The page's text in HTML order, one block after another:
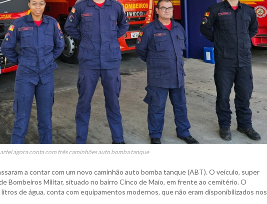
agora conta com três caminhões auto bomba tanque
a contar com um novo caminhão auto bomba tanque (ABT). O veículo, super
Bombeiros Militar, situado no bairro Cinco de Maio, em frente ao cemitério. O
de água, conta com equipamentos modernos, que não eram disponibilizados nos